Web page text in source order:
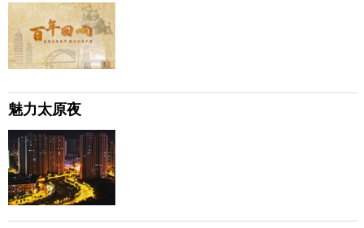
魅力太原夜